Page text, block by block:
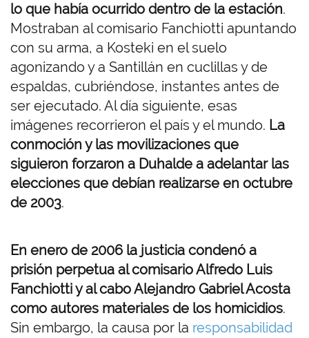
lo que había ocurrido dentro de la estación.
Mostraban al comisario Fanchiotti apuntando
con su arma, a Kosteki en el suelo
agonizando y a Santillán en cuclillas y de
espaldas, cubriéndose, instantes antes de
ser ejecutado. Al día siguiente, esas
imágenes recorrieron el país y el mundo. La
conmoción y las movilizaciones que
siguieron forzaron a Duhalde a adelantar las
elecciones que debían realizarse en octubre
de 2003.
En enero de 2006 la justicia condenó a
prisión perpetua al comisario Alfredo Luis
Fanchiotti y al cabo Alejandro Gabriel Acosta
como autores materiales de los homicidios.
Sin embargo, la causa por la responsabilidad